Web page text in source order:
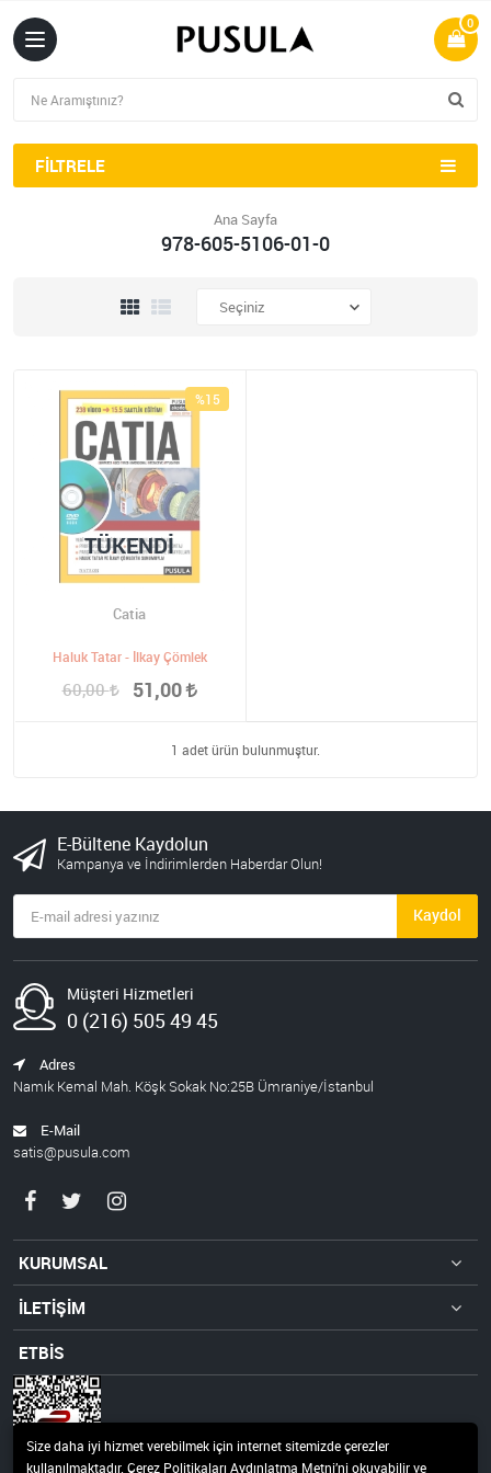
0
FILTRELE
Ana Sayfa
978-605-5106-01-0
Catia
Haluk Tatar - İlkay Çömlek
60,00 51,00
%15
TÜKENDI
1 adet ürün bulunmuştur.
E-Bültene Kaydolun
Kampanya ve İndirimlerden Haberdar Olun!
Kaydol
Müşteri Hizmetleri
0 (216) 505 49 45
Adres
Namık Kemal Mah. Köşk Sokak No:25B Ümraniye/İstanbul
E-Mail
satis@pusula.com
KURUMSAL
İLETİŞİM
ETBİS
Size daha iyi hizmet verebilmek için internet sitemizde çerezler
kullanılmaktadır. Çerez Politikaları Aydınlatma Metni’ni okuyabilir ve